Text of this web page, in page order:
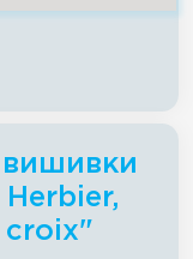
croix"